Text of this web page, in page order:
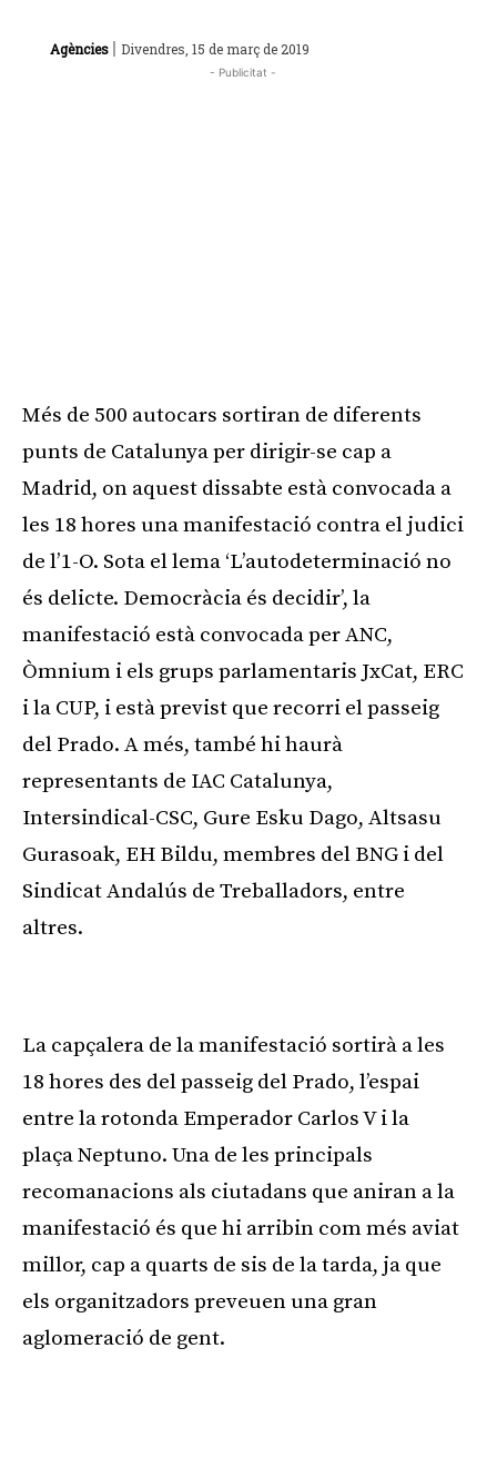
Agències | Divendres, 15 de març de 2019
- Publicitat -
Més de 500 autocars sortiran de diferents
punts de Catalunya per dirigir-se cap a
Madrid, on aquest dissabte està convocada a
les 18 hores una manifestació contra el judici
de l’1-O. Sota el lema ‘L’autodeterminació no
és delicte. Democràcia és decidir’, la
manifestació està convocada per ANC,
Òmnium i els grups parlamentaris JxCat, ERC
i la CUP, i està previst que recorri el passeig
del Prado. A més, també hi haurà
representants de IAC Catalunya,
Intersindical-CSC, Gure Esku Dago, Altsasu
Gurasoak, EH Bildu, membres del BNG i del
Sindicat Andalús de Treballadors, entre
altres.
La capçalera de la manifestació sortirà a les
18 hores des del passeig del Prado, l’espai
entre la rotonda Emperador Carlos V i la
plaça Neptuno. Una de les principals
recomanacions als ciutadans que aniran a la
manifestació és que hi arribin com més aviat
millor, cap a quarts de sis de la tarda, ja que
els organitzadors preveuen una gran
aglomeració de gent.